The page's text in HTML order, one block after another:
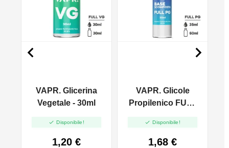
VAPR. Glicerina
Vegetale - 30ml
 Disponibile!
1,20 €
VAPR. Glicole
Propilenico FULL
 Disponibile!
1,68 €
 